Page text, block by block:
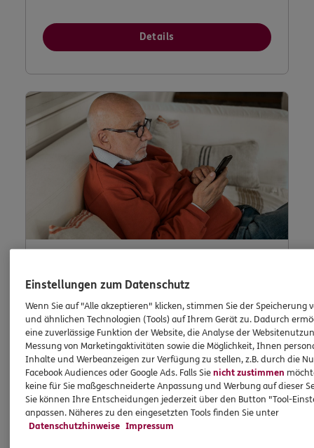
Details
Lob und Beschwerden
Waren Sie zufrieden mit uns? Oder waren Sie
einmal nicht zufrieden? Dann können Sie uns
dies hier schildern.
Jetzt informieren
Einstellungen zum Datenschutz
Wenn Sie auf "Alle akzeptieren" klicken, stimmen Sie der Speicherung
und ähnlichen Technologien (Tools) auf Ihrem Gerät zu. Dadurch
eine zuverlässige Funktion der Website, die Analyse der
Messung von Marketingaktivitäten sowie die Möglichkeit, Ihnen
Inhalte und Werbeanzeigen zur Verfügung zu stellen, z.B. durch die
Facebook Audiences oder Google Ads. Falls Sienicht zustimmen
keine für Sie maßgeschneiderte Anpassung und Werbung auf dieser
Sie können Ihre Entscheidungen jederzeit über den Button "Tool-
anpassen. Näheres zu den eingesetzten Tools finden Sie unter
Datenschutzhinweise Impressum